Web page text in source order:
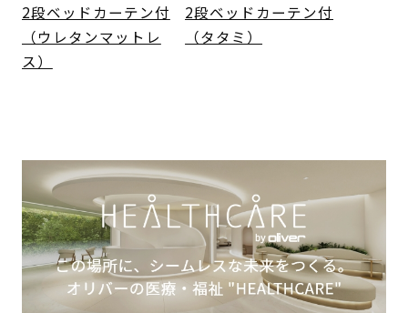
2段ベッドカーテン付
（ウレタンマットレ
ス）
2段ベッドカーテン付
（タタミ）